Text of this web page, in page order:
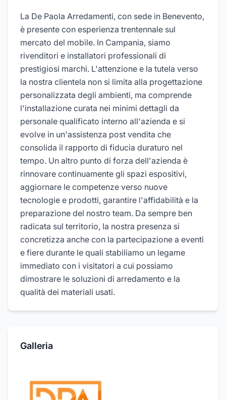
La De Paola Arredamenti, con sede in Benevento,
è presente con esperienza trentennale sul
mercato del mobile. In Campania, siamo
rivenditori e installatori professionali di
prestigiosi marchi. L'attenzione e la tutela verso
la nostra clientela non si limita alla progettazione
personalizzata degli ambienti, ma comprende
l'installazione curata nei minimi dettagli da
personale qualificato interno all'azienda e si
evolve in un'assistenza post vendita che
consolida il rapporto di fiducia duraturo nel
tempo. Un altro punto di forza dell'azienda è
rinnovare continuamente gli spazi espositivi,
aggiornare le competenze verso nuove
tecnologie e prodotti, garantire l'affidabilità e la
preparazione del nostro team. Da sempre ben
radicata sul territorio, la nostra presenza si
concretizza anche con la partecipazione a eventi
e fiere durante le quali stabiliamo un legame
immediato con i visitatori a cui possiamo
dimostrare le soluzioni di arredamento e la
qualità dei materiali usati.
Galleria